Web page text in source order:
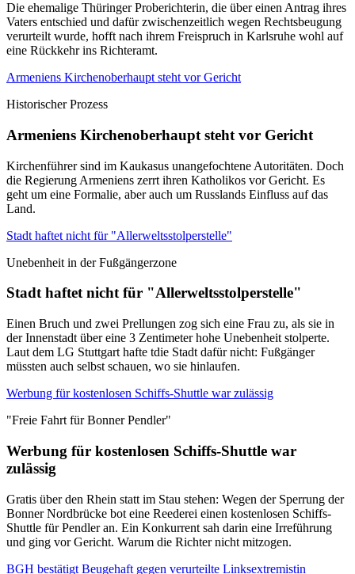
Die ehemalige Thüringer Proberichterin, die über einen Antrag ihres
Vaters entschied und dafür zwischenzeitlich wegen Rechtsbeugung
verurteilt wurde, hofft nach ihrem Freispruch in Karlsruhe wohl auf
eine Rückkehr ins Richteramt.
Armeniens Kirchenoberhaupt steht vor Gericht
Historischer Prozess
Armeniens Kirchenoberhaupt steht vor Gericht
Kirchenführer sind im Kaukasus unangefochtene Autoritäten. Doch
die Regierung Armeniens zerrt ihren Katholikos vor Gericht. Es
geht um eine Formalie, aber auch um Russlands Einfluss auf das
Land.
Stadt haftet nicht für "Allerweltsstolperstelle"
Unebenheit in der Fußgängerzone
Stadt haftet nicht für "Allerweltsstolperstelle"
Einen Bruch und zwei Prellungen zog sich eine Frau zu, als sie in
der Innenstadt über eine 3 Zentimeter hohe Unebenheit stolperte.
Laut dem LG Stuttgart hafte tdie Stadt dafür nicht: Fußgänger
müssten auch selbst schauen, wo sie hinlaufen.
Werbung für kostenlosen Schiffs-Shuttle war zulässig
"Freie Fahrt für Bonner Pendler"
Werbung für kostenlosen Schiffs-Shuttle war
zulässig
Gratis über den Rhein statt im Stau stehen: Wegen der Sperrung der
Bonner Nordbrücke bot eine Reederei einen kostenlosen Schiffs-
Shuttle für Pendler an. Ein Konkurrent sah darin eine Irreführung
und ging vor Gericht. Warum die Richter nicht mitzogen.
BGH bestätigt Beugehaft gegen verurteilte Linksextremistin